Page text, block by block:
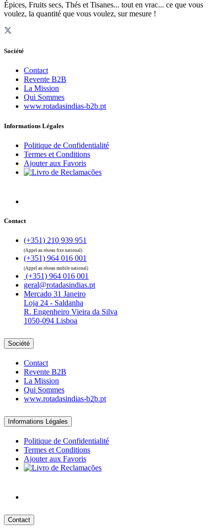
Épices, Fruits secs, Thés et Tisanes... tout en vrac... ce que vous
voulez, la quantité que vous voulez, sur mesure !
Société
Contact
Revente B2B
La Mission
Qui Sommes
www.rotadasindias-b2b.pt
Informations Légales
Politique de Confidentialité
Termes et Conditions
Ajouter aux Favoris
Contact
(+351) 210 939 951
(Appel au réseau fixe national)
(+351) 964 016 001
(Appel au réseau mobile national)
(+351) 964 016 001
geral@rotadasindias.pt
Mercado 31 Janeiro
Loja 24 - Saldanha
R. Engenheiro Vieira da Silva
1050-094 Lisboa
Société
Contact
Revente B2B
La Mission
Qui Sommes
www.rotadasindias-b2b.pt
Informations Légales
Politique de Confidentialité
Termes et Conditions
Ajouter aux Favoris
Contact